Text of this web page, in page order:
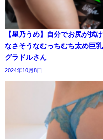
【星乃うめ】自分でお尻が拭け
なさそうなむっちむち太め巨乳
グラドルさん
2024年10月8日